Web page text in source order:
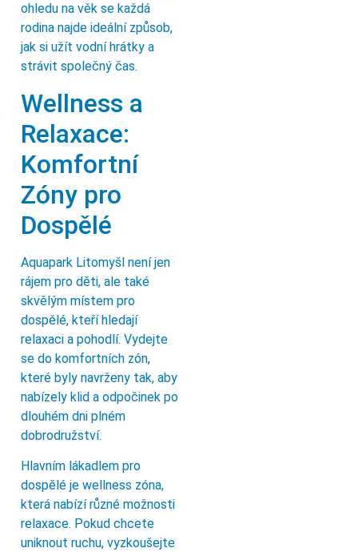
ohledu na věk se každá
rodina najde ideální způsob,
jak si užít vodní hrátky a
strávit společný čas.
Wellness a
Relaxace:
Komfortní
Zóny pro
Dospělé
Aquapark Litomyšl není jen
rájem pro děti, ale také
skvělým místem pro
dospělé, kteří hledají
relaxaci a pohodlí. Vydejte
se do komfortních zón,
které byly navrženy tak, aby
nabízely klid a odpočinek po
dlouhém dni plném
dobrodružství.
Hlavním lákadlem pro
dospělé je wellness zóna,
která nabízí různé možnosti
relaxace. Pokud chcete
uniknout ruchu, vyzkoušejte